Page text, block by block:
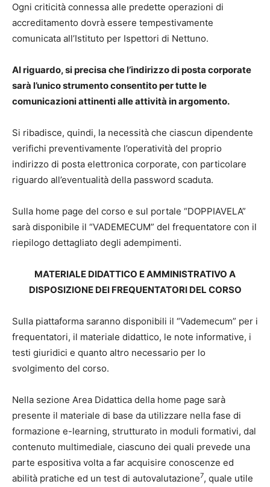
Ogni criticità connessa alle predette operazioni di
accreditamento dovrà essere tempestivamente
comunicata all’Istituto per Ispettori di Nettuno.
AI riguardo, si precisa che l’indirizzo di posta corporate
sarà l’unico strumento consentito per tutte le
comunicazioni attinenti alle attività in argomento.
Si ribadisce, quindi, la necessità che ciascun dipendente
verifichi preventivamente l’operatività del proprio
indirizzo di posta elettronica corporate, con particolare
riguardo all’eventualità della password scaduta.
Sulla home page del corso e sul portale “DOPPIAVELA”
sarà disponibile il “VADEMECUM” del frequentatore con il
riepilogo dettagliato degli adempimenti.
MATERIALE DIDATTICO E AMMINISTRATIVO A
DISPOSIZIONE DEI FREQUENTATORI DEL CORSO
Sulla piattaforma saranno disponibili il “Vademecum” per i
frequentatori, il materiale didattico, le note informative, i
testi giuridici e quanto altro necessario per lo
svolgimento del corso.
Nella sezione Area Didattica della home page sarà
presente il materiale di base da utilizzare nella fase di
formazione e-learning, strutturato in moduli formativi, dal
contenuto multimediale, ciascuno dei quali prevede una
parte espositiva volta a far acquisire conoscenze ed
abilità pratiche ed un test di autovalutazione7, quale utile